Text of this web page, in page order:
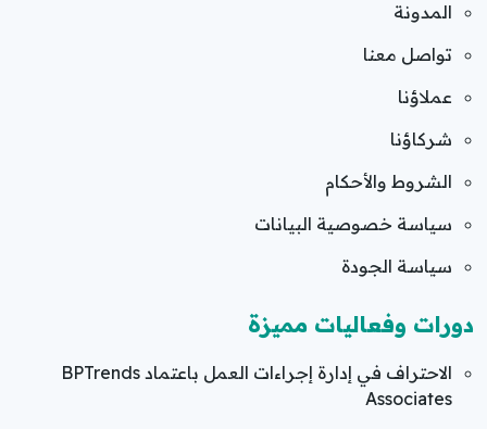
المدونة
تواصل معنا
عملاؤنا
شركاؤنا
الشروط والأحكام
سياسة خصوصية البيانات
سياسة الجودة
دورات وفعاليات مميزة
الاحتراف في إدارة إجراءات العمل باعتماد BPTrends
Associates